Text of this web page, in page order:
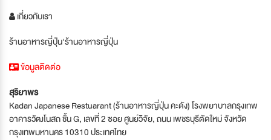
เกี่ยวกับเรา
ร้านอาหารญี่ปุ่น'ร้านอาหารญี่ปุ่น
ข้อมูลติดต่อ
สุริยาพร
Kadan Japanese Restuarant (ร้านอาหารญี่ปุ่น คะดัง) โรงพยาบาลกรุงเทพ
อาคารวัฒโนสถ ชั้น G, เลขที่ 2 ซอย ศูนย์วิจัย, ถนน เพชรบุรีตัดใหม่ จังหวัด
กรุงเทพมหานคร 10310 ประเทศไทย